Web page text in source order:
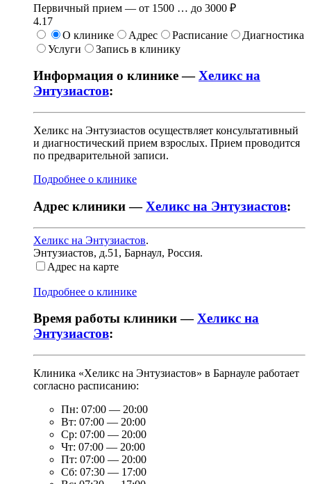
Первичный прием — от 1500 … до 3000 ₽
4.17
О клинике
Адрес Расписание
Диагностика
Услуги
Запись в клинику
Информация о клинике —Хеликс на
Энтузиастов:
Хеликс на Энтузиастов осуществляет консультативный
и диагностический прием взрослых. Прием проводится
по предварительной записи.
Подробнее о клинике
Адрес клиники —Хеликс на Энтузиастов:
Хеликс на Энтузиастов.
Энтузиастов, д.51 , Барнаул, Россия.
Адрес на карте
Подробнее о клинике
Время работы клиники —Хеликс на
Энтузиастов:
Клиника «Хеликс на Энтузиастов» в Барнауле работает
согласно расписанию:
Пн: 07:00 — 20:00
Вт: 07:00 — 20:00
Ср: 07:00 — 20:00
Чт: 07:00 — 20:00
Пт: 07:00 — 20:00
Сб: 07:30 — 17:00